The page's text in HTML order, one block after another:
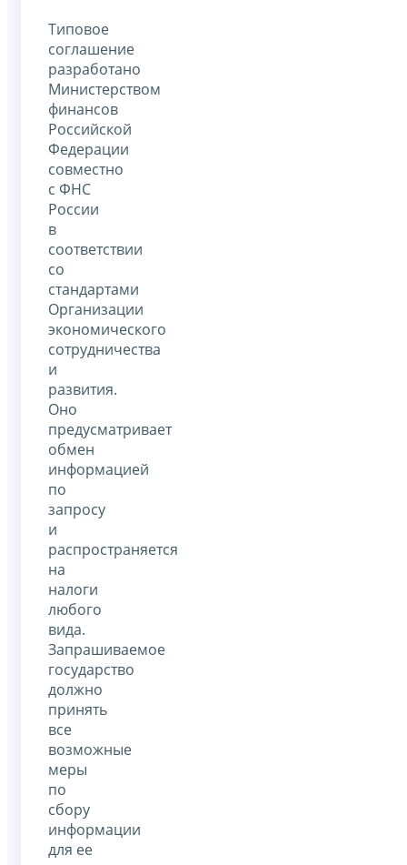
Типовое
соглашение
разработано
Министерством
финансов
Российской
Федерации
совместно
с ФНС
России
в
соответствии
со
стандартами
Организации
экономического
сотрудничества
и
развития.
Оно
предусматривает
обмен
информацией
по
запросу
и
распространяется
на
налоги
любого
вида.
Запрашиваемое
государство
должно
принять
все
возможные
меры
по
сбору
информации
для ее